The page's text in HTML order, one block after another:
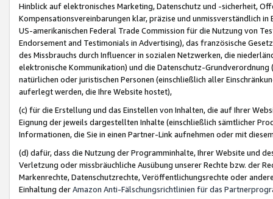
Hinblick auf elektronisches Marketing, Datenschutz und -sicherheit,
Kompensationsvereinbarungen klar, präzise und unmissverständlich
US-amerikanischen Federal Trade Commission für die Nutzung von
Endorsement and Testimonials in Advertising), das französische
des Missbrauchs durch Influencer in sozialen Netzwerken, die
elektronische Kommunikation) und die Datenschutz-
natürlichen oder juristischen Personen (einschließlich aller
auferlegt werden, die Ihre Website hostet),
(c) für die Erstellung und das Einstellen von Inhalten, die auf Ihrer
Eignung der jeweils dargestellten Inhalte (einschließlich sämtlicher
Informationen, die Sie in einen Partner-Link aufnehmen oder mit
(d) dafür, dass die Nutzung der Programminhalte, Ihrer Website und
Verletzung oder missbräuchliche Ausübung unserer Rechte bzw. der
Markenrechte, Datenschutzrechte, Veröffentlichungsrechte oder
Einhaltung derAmazon Anti-Fälschungsrichtlinien für das